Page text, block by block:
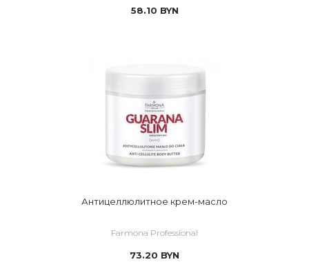
58.10 BYN
Антицеллюлитное крем-масло
Farmona Professional
73.20 BYN